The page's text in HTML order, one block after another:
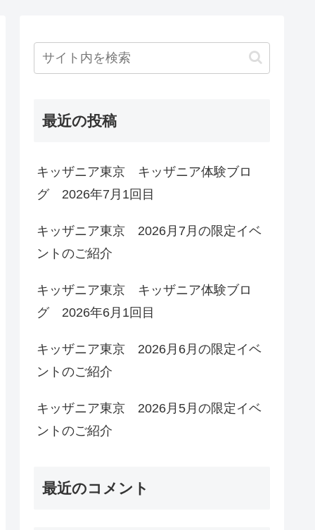
最近の投稿
キッザニア東京 キッザニア体験ブロ
グ 2026年7月1回目
キッザニア東京 2026月7月の限定イベ
ントのご紹介
キッザニア東京 キッザニア体験ブロ
グ 2026年6月1回目
キッザニア東京 2026月6月の限定イベ
ントのご紹介
キッザニア東京 2026月5月の限定イベ
ントのご紹介
最近のコメント